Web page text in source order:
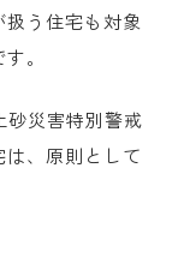
う住宅も対象
。
砂災害特別警戒
、原則として